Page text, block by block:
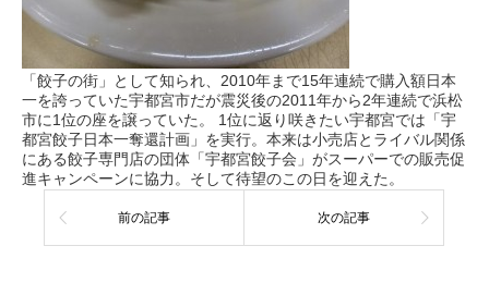
「餃子の街」として知られ、2010年まで15年連続で購入額日本
一を誇っていた宇都宮市だが震災後の2011年から2年連続で浜松
市に1位の座を譲っていた。 1位に返り咲きたい宇都宮では「宇
都宮餃子日本一奪還計画」を実行。本来は小売店とライバル関係
にある餃子専門店の団体「宇都宮餃子会」がスーパーでの販売促
進キャンペーンに協力。そして待望のこの日を迎えた。
前の記事 次の記事